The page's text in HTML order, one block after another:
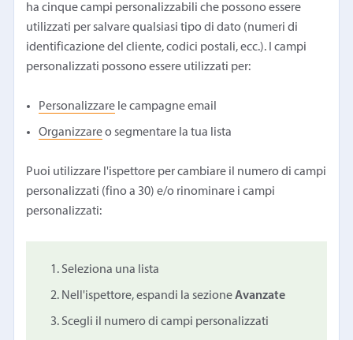
ha cinque campi personalizzabili che possono essere
utilizzati per salvare qualsiasi tipo di dato (numeri di
identificazione del cliente, codici postali, ecc.). I campi
personalizzati possono essere utilizzati per:
Personalizzare le campagne email
Organizzareo segmentare la tua lista
Puoi utilizzare l'ispettore per cambiare il numero di campi
personalizzati (fino a 30) e/o rinominare i campi
personalizzati:
Seleziona una lista
Nell'ispettore, espandi la sezioneAvanzate
Scegli il numero di campi personalizzati